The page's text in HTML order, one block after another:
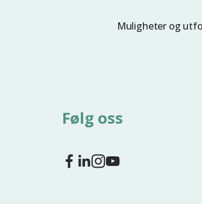
Muligheter og
Følg oss